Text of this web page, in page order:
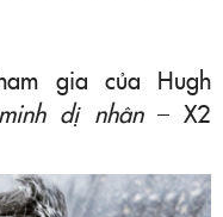
gia của Hugh
dị nhân– X2